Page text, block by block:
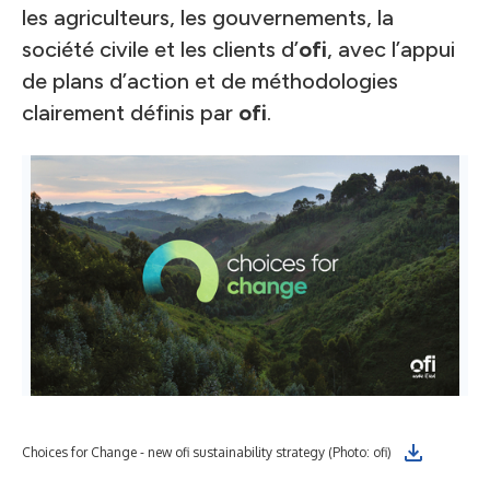
les agriculteurs, les gouvernements, la
société civile et les clients d’ofi, avec l’appui
de plans d’action et de méthodologies
clairement définis par ofi.
Choices for Change - new ofi sustainability strategy (Photo: ofi)